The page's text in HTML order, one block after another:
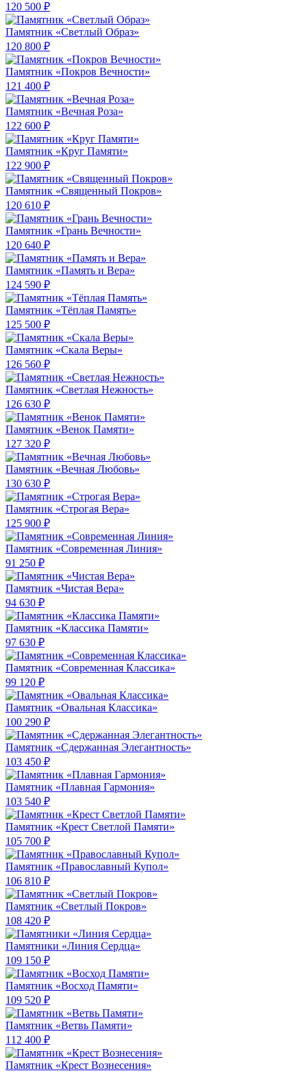
120 500 ₽
Памятник «Светлый Образ»
120 800 ₽
Памятник «Покров Вечности»
121 400 ₽
Памятник «Вечная Роза»
122 600 ₽
Памятник «Круг Памяти»
122 900 ₽
Памятник «Священный Покров»
120 610 ₽
Памятник «Грань Вечности»
120 640 ₽
Памятник «Память и Вера»
124 590 ₽
Памятник «Тёплая Память»
125 500 ₽
Памятник «Скала Веры»
126 560 ₽
Памятник «Светлая Нежность»
126 630 ₽
Памятник «Венок Памяти»
127 320 ₽
Памятник «Вечная Любовь»
130 630 ₽
Памятник «Строгая Вера»
125 900 ₽
Памятник «Современная Линия»
91 250 ₽
Памятник «Чистая Вера»
94 630 ₽
Памятник «Классика Памяти»
97 630 ₽
Памятник «Современная Классика»
99 120 ₽
Памятник «Овальная Классика»
100 290 ₽
Памятник «Сдержанная Элегантность»
103 450 ₽
Памятник «Плавная Гармония»
103 540 ₽
Памятник «Крест Светлой Памяти»
105 700 ₽
Памятник «Православный Купол»
106 810 ₽
Памятник «Светлый Покров»
108 420 ₽
Памятники «Линия Сердца»
109 150 ₽
Памятник «Восход Памяти»
109 520 ₽
Памятник «Ветвь Памяти»
112 400 ₽
Памятник «Крест Вознесения»